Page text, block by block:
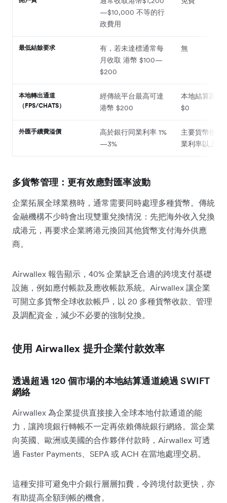
—$10,000 不等的行
政費用
最低結餘要求
有，若未達標通常每
月收取 港幣 $100—
$200
無
本地轉出通道
（FPS/CHATS）
經傳統平台最高可達
港幣 $200
本地結算路徑
$0
外匯手續費溢價
高於銀行同業利率 1%
—3%
主要貨幣低至
業利率以上
多貨幣管理：更有效應對匯率波動
企業拓展全球業務時，通常需要同時處理多種貨幣。傳統
金融機構不少時會出現雙重兌換情況：先把海外收入兌換
成港元，再要求企業將港元換回其他貨幣支付海外供應
商。
Airwallex 報告顯示，40% 企業缺乏合適的跨境支付基礎
設施，例如應付帳款及應收帳款系統。Airwallex 讓企業
可開立多貨幣全球收款帳戶，以 20 多種貨幣收款、管理
及調配資金，減少不必要的強制兌換。
使用 Airwallex 提升企業付款效率
透過超過 120 個市場的本地結算通道繞過 SWIFT
網絡
Airwallex 為企業提供直接接入全球本地付款通道的能
力，讓跨境銀行轉帳不一定再依賴傳統銀行網絡。當企業
向英國、歐洲或美國的合作夥伴付款時，Airwallex 可透
過 Faster Payments、SEPA 或 ACH 在當地處理交易。
這種安排可避免中介銀行層層扣費，令跨境付款更快，亦
有助提高全額到帳的機會。